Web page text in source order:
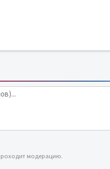
модерацию.